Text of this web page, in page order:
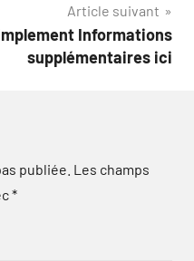
Article suivant
Informations
supplémentaires ici
publiée. Les champs
*